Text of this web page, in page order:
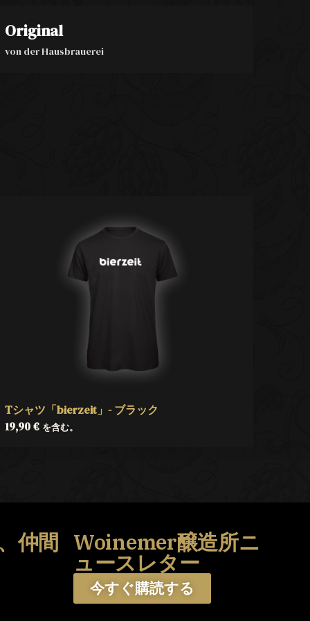
Original
von der Hausbrauerei
Tシャツ「bierzeit」- ブラック
19,90€ を含む。
仲間 Woinemer醸造所ニ
ュースレター
今すぐ購読する